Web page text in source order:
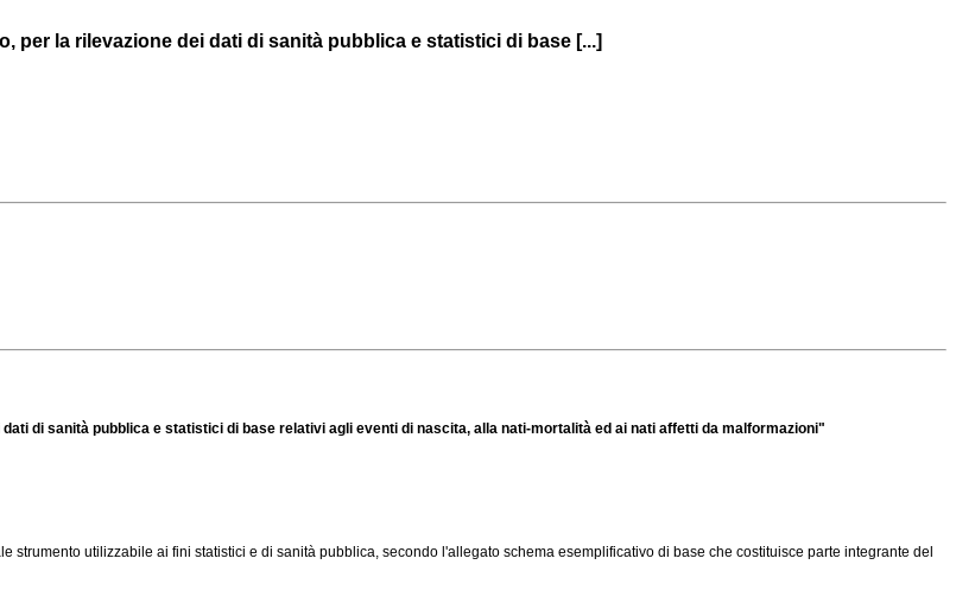
per la rilevazione dei dati di sanità pubblica e statistici di base [...]
di sanità pubblica e statistici di base relativi agli eventi di nascita, alla nati-mortalità ed ai nati affetti da malformazioni"
utilizzabile ai fini statistici e di sanità pubblica, secondo l'allegato schema esemplificativo di base che costituisce parte integrante del